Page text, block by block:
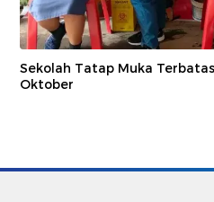
Sekolah Tatap Muka
Oktober